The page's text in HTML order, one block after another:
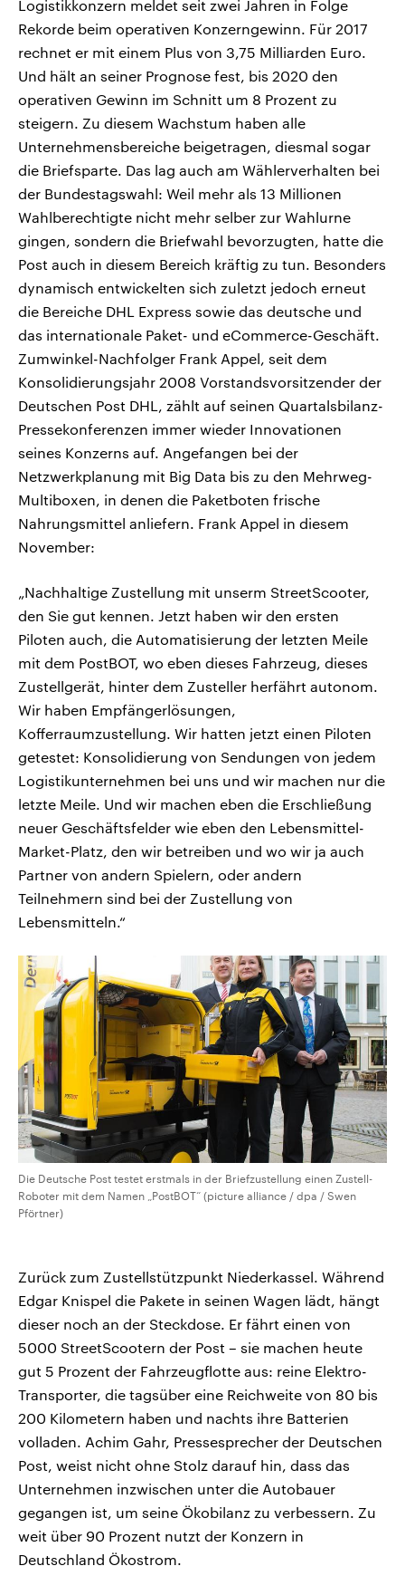
Logistikkonzern meldet seit zwei Jahren in Folge
Rekorde beim operativen Konzerngewinn. Für 2017
rechnet er mit einem Plus von 3,75 Milliarden Euro.
Und hält an seiner Prognose fest, bis 2020 den
operativen Gewinn im Schnitt um 8 Prozent zu
steigern. Zu diesem Wachstum haben alle
Unternehmensbereiche beigetragen, diesmal sogar
die Briefsparte. Das lag auch am Wählerverhalten bei
der Bundestagswahl: Weil mehr als 13 Millionen
Wahlberechtigte nicht mehr selber zur Wahlurne
gingen, sondern die Briefwahl bevorzugten, hatte die
Post auch in diesem Bereich kräftig zu tun. Besonders
dynamisch entwickelten sich zuletzt jedoch erneut
die Bereiche DHL Express sowie das deutsche und
das internationale Paket- und eCommerce-Geschäft.
Zumwinkel-Nachfolger Frank Appel, seit dem
Konsolidierungsjahr 2008 Vorstandsvorsitzender der
Deutschen Post DHL, zählt auf seinen Quartalsbilanz-
Pressekonferenzen immer wieder Innovationen
seines Konzerns auf. Angefangen bei der
Netzwerkplanung mit Big Data bis zu den Mehrweg-
Multiboxen, in denen die Paketboten frische
Nahrungsmittel anliefern. Frank Appel in diesem
November:
„Nachhaltige Zustellung mit unserm StreetScooter,
den Sie gut kennen. Jetzt haben wir den ersten
Piloten auch, die Automatisierung der letzten Meile
mit dem PostBOT, wo eben dieses Fahrzeug, dieses
Zustellgerät, hinter dem Zusteller herfährt autonom.
Wir haben Empfängerlösungen,
Kofferraumzustellung. Wir hatten jetzt einen Piloten
getestet: Konsolidierung von Sendungen von jedem
Logistikunternehmen bei uns und wir machen nur die
letzte Meile. Und wir machen eben die Erschließung
neuer Geschäftsfelder wie eben den Lebensmittel-
Market-Platz, den wir betreiben und wo wir ja auch
Partner von andern Spielern, oder andern
Teilnehmern sind bei der Zustellung von
Lebensmitteln.“
Die Deutsche Post testet erstmals in der Briefzustellung einen Zustell-
Roboter mit dem Namen „PostBOT“ (picture alliance / dpa / Swen
Pförtner)
Zurück zum Zustellstützpunkt Niederkassel. Während
Edgar Knispel die Pakete in seinen Wagen lädt, hängt
dieser noch an der Steckdose. Er fährt einen von
5000 StreetScootern der Post – sie machen heute
gut 5 Prozent der Fahrzeugflotte aus: reine Elektro-
Transporter, die tagsüber eine Reichweite von 80 bis
200 Kilometern haben und nachts ihre Batterien
volladen. Achim Gahr, Pressesprecher der Deutschen
Post, weist nicht ohne Stolz darauf hin, dass das
Unternehmen inzwischen unter die Autobauer
gegangen ist, um seine Ökobilanz zu verbessern. Zu
weit über 90 Prozent nutzt der Konzern in
Deutschland Ökostrom.